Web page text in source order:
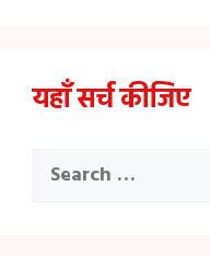
यहाँ सर्च कीजिए
Search